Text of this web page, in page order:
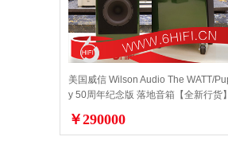
美国威信 Wilson Audio The WATT/
y 50周年纪念版 落地音箱【全新行货】
￥290000